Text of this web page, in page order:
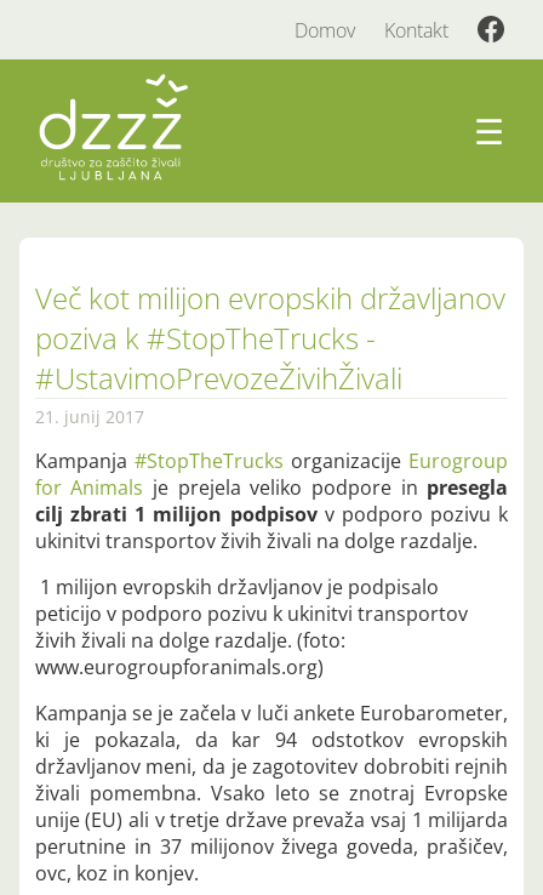
Domov Kontakt
☰
Več kot milijon evropskih državljanov
poziva k #StopTheTrucks -
#UstavimoPrevozeŽivihŽivali
21. junij 2017
Kampanja #StopTheTrucks organizacije Eurogroup
for Animals je prejela veliko podpore in presegla
cilj zbrati 1 milijon podpisovv podporo pozivu k
ukinitvi transportov živih živali na dolge razdalje.
1 milijon evropskih državljanov je podpisalo
peticijo v podporo pozivu k ukinitvi transportov
živih živali na dolge razdalje. (foto:
www.eurogroupforanimals.org)
Kampanja se je začela v luči ankete Eurobarometer,
ki je pokazala, da kar 94 odstotkov evropskih
državljanov meni, da je zagotovitev dobrobiti rejnih
živali pomembna. Vsako leto se znotraj Evropske
unije (EU) ali v tretje države prevaža vsaj 1 milijarda
perutnine in 37 milijonov živega goveda, prašičev,
ovc, koz in konjev.